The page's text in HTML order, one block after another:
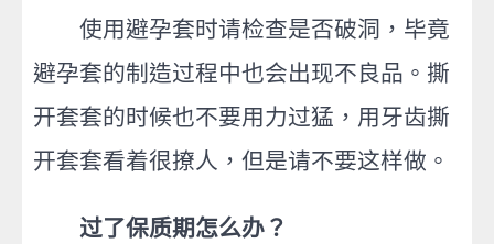
使用避孕套时请检查是否破洞，毕竟
避孕套的制造过程中也会出现不良品。撕
开套套的时候也不要用力过猛，用牙齿撕
开套套看着很撩人，但是请不要这样做。
过了保质期怎么办？